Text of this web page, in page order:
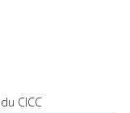
CICC